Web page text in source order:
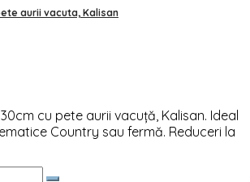
aurii vacuta, Kalisan
cu pete aurii vacuță, Kalisan. Ideal
Country sau fermă. Reduceri la